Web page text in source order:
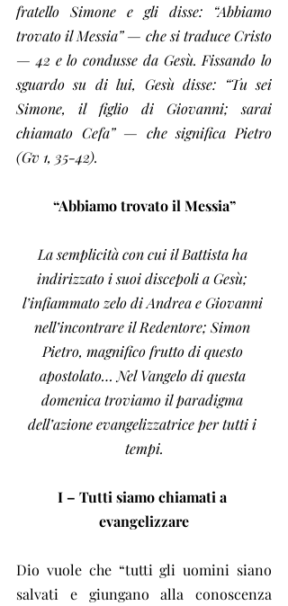
fratello Simone e gli disse: “Abbiamo
trovato il Messia” — che si traduce Cristo
— 42 e lo condusse da Gesù. Fissando lo
sguardo su di lui, Gesù disse: “Tu sei
Simone, il figlio di Giovanni; sarai
chiamato Cefa” — che significa Pietro
(Gv 1, 35-42).
“Abbiamo trovato il Messia”
La semplicità con cui il Battista ha
indirizzato i suoi discepoli a Gesù;
l’infiammato zelo di Andrea e Giovanni
nell’incontrare il Redentore; Simon
Pietro, magnifico frutto di questo
apostolato… Nel Vangelo di questa
domenica troviamo il paradigma
dell’azione evangelizzatrice per tutti i
tempi.
I – Tutti siamo chiamati a
evangelizzare
Dio vuole che “tutti gli uomini siano
salvati e giungano alla conoscenza